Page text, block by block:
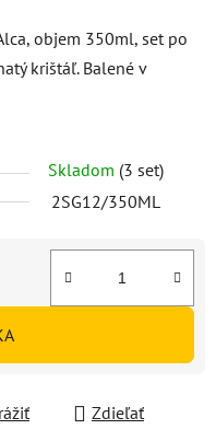
objem 350ml, set po
krištáľ. Balené v
Skladom (3 set)
2SG12/350ML
Zdieľať